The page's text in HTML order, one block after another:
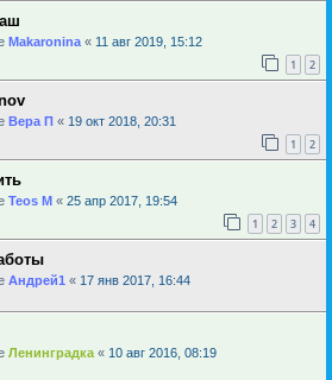
Makaronina « 11 авг 2019, 15:12
1 2
Вера П « 19 окт 2018, 20:31
1 2
Teos M « 25 апр 2017, 19:54
1 2 3 4
Андрей1 « 17 янв 2017, 16:44
Ленинградка « 10 авг 2016, 08:19